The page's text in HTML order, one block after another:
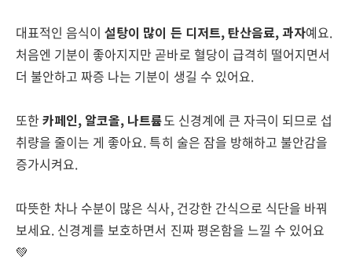
대표적인 음식이설탕이 많이 든 디저트, 탄산음료, 과자예요.
처음엔 기분이 좋아지지만 곧바로 혈당이 급격히 떨어지면서
더 불안하고 짜증 나는 기분이 생길 수 있어요.
또한카페인, 알코올, 나트륨도 신경계에 큰 자극이 되므로 섭
취량을 줄이는 게 좋아요. 특히 술은 잠을 방해하고 불안감을
증가시켜요.
따뜻한 차나 수분이 많은 식사, 건강한 간식으로 식단을 바꿔
보세요. 신경계를 보호하면서 진짜 평온함을 느낄 수 있어요
💚